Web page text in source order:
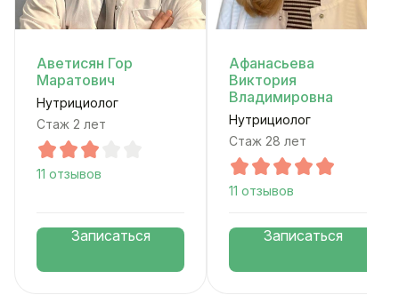
Аветисян Гор
Маратович
Нутрициолог
Стаж 2 лет
11 отзывов
Записаться
Афанасьева
Виктория
Владимировна
Нутрициолог
Стаж 28 лет
11 отзывов
Записаться